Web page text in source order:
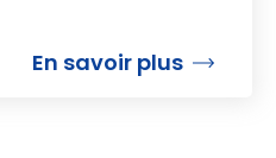
En savoir plus